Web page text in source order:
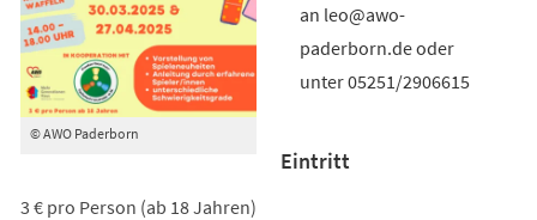
© AWO Paderborn
an leo@awo-
paderborn.de oder
unter 05251/2906615
Eintritt
3 € pro Person (ab 18 Jahren)